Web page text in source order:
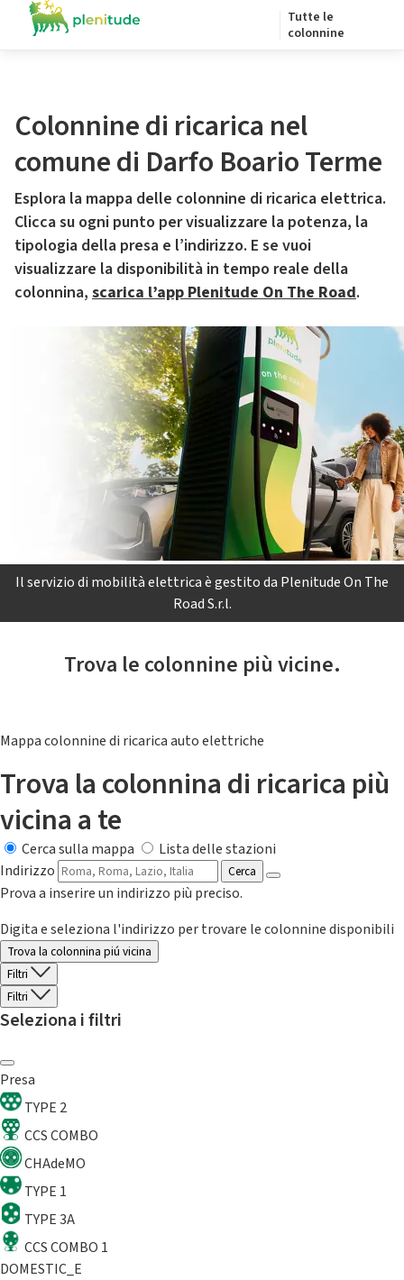
Tutte le
colonnine
Colonnine di ricarica nel
comune di Darfo Boario Terme
Esplora la mappa delle colonnine di ricarica elettrica.
Clicca su ogni punto per visualizzare la potenza, la
tipologia della presa e l’indirizzo. E se vuoi
visualizzare la disponibilità in tempo reale della
colonnina, scarica l’app Plenitude On The Road.
Il servizio di mobilità elettrica è gestito da Plenitude On The
Road S.r.l.
Trova le colonnine più vicine.
Mappa colonnine di ricarica auto elettriche
Trova la colonnina di ricarica più
vicina a te
Cerca sulla mappa
Lista delle stazioni
Indirizzo
Cerca
Prova a inserire un indirizzo più preciso.
Digita e seleziona l'indirizzo per trovare le colonnine disponibili
Trova la colonnina piú vicina
Filtri
Filtri
Seleziona i filtri
Presa
TYPE 2
CCS COMBO
CHAdeMO
TYPE 1
TYPE 3A
CCS COMBO 1
DOMESTIC_E